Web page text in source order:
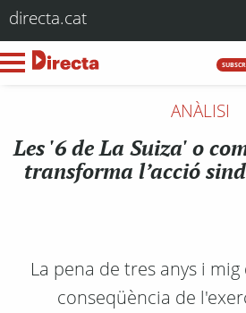
directa.cat
ANÀLISI
Les '6 de La Suiza' o
transforma l’acció
La pena de tres anys i
conseqüència de